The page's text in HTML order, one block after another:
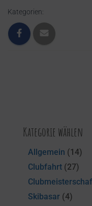
Kategorien:
Kategorie wählen
Allgemein (14)
Clubfahrt (27)
Skibasar (4)